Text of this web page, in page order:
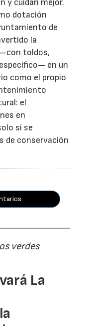
y cuidan mejor.
dotación
de
la
toldos,
en un
como el propio
el
en
si se
de conservación
verdes
La